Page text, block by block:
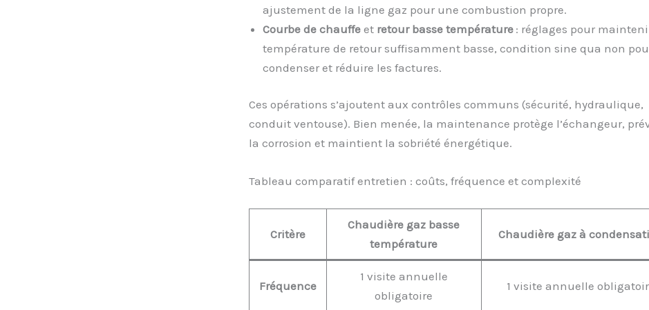
ajustement de la ligne gaz pour une combustion propre.
Courbe de chauffeet retour basse température: réglages pour
température de retour suffisamment basse, condition sine qua non
condenser et réduire les factures.
Ces opérations s’ajoutent aux contrôles communs (sécurité, hydraulique,
conduit ventouse). Bien menée, la maintenance protège l’échangeur,
la corrosion et maintient la sobriété énergétique.
Tableau comparatif entretien : coûts, fréquence et complexité
Critère
Chaudière gaz basse
température
Chaudière gaz à
Fréquence
1 visite annuelle
obligatoire
1 visite annuelle